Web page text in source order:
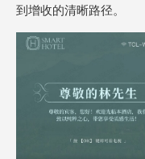
到增收的清晰路径。